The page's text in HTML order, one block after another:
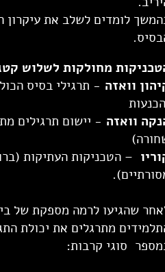
לומדים לשלב את עיקרון
מחולקות לשלוש
וואזה - תרגילי בסיס
וואזה - יישום תרגילים
– הטכניקות העתיקות
שהגיעו לרמה מספקת של
מתרגלים את יכולת
סוגי קרבות: